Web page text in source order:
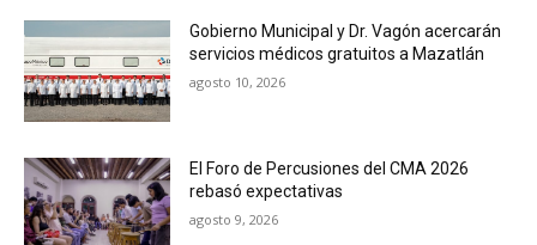
Gobierno Municipal y Dr. Vagón acercarán
servicios médicos gratuitos a Mazatlán
agosto 10, 2026
El Foro de Percusiones del CMA 2026
rebasó expectativas
agosto 9, 2026